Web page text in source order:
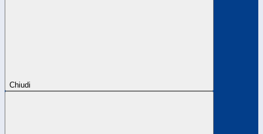
Chiudi